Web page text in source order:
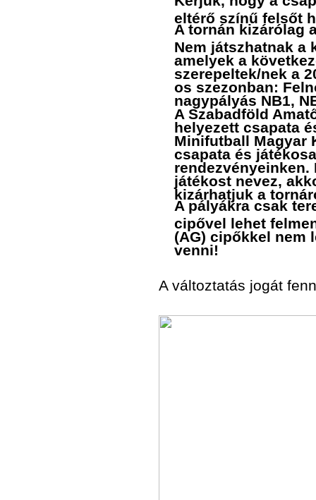
eltérő színű felsőt
A tornán kizárólag
Nem játszhatnak a
amelyek a
szerepeltek/nek a
os szezonban:
nagypályás NB1,
A Szabadföld
helyezett csapata
Minifutball Magyar
csapata és
rendezvényeinken.
játékost nevez,
kizárhatjuk a
A pályákra csak
cipővel lehet
(AG) cipőkkel nem
venni!
A változtatás jogát